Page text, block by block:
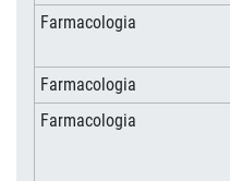
Farmacologia
Farmacologia
Farmacologia